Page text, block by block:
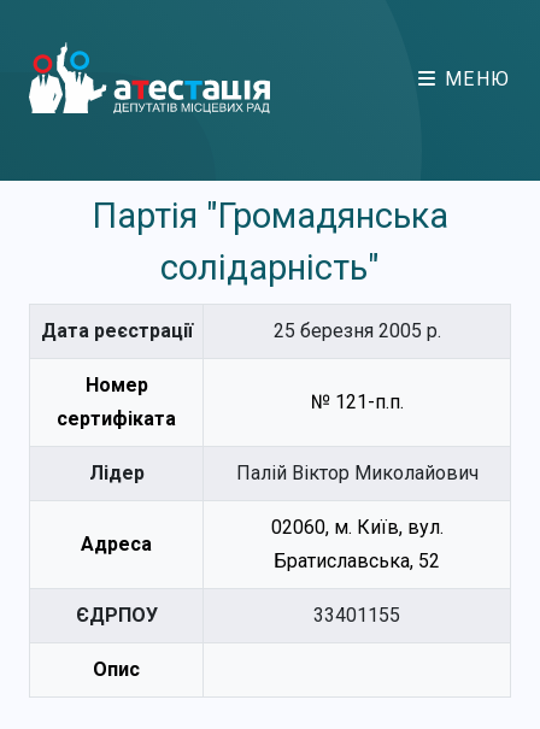
МЕНЮ
Партія "Громадянська
солідарність"
Дата реєстрації 25 березня 2005 р.
Номер
сертифіката
№ 121-п.п.
Лідер Палій Віктор Миколайович
Адреса
02060, м. Київ, вул.
Братиславська, 52
ЄДРПОУ 33401155
Опис